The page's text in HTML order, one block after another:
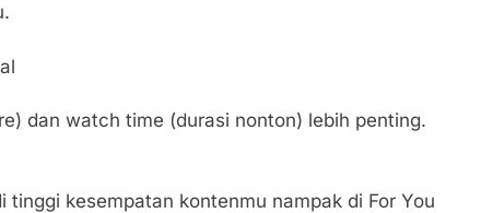
dan watch time (durasi nonton) lebih penting.
kesempatan kontenmu nampak di For You